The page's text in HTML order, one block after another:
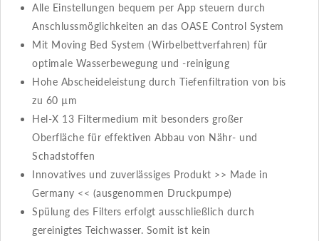
Alle Einstellungen bequem per App steuern durch
Anschlussmöglichkeiten an das OASE Control System
Mit Moving Bed System (Wirbelbettverfahren) für
optimale Wasserbewegung und -reinigung
Hohe Abscheideleistung durch Tiefenfiltration von bis
zu 60 µm
Hel-X 13 Filtermedium mit besonders großer
Oberfläche für effektiven Abbau von Nähr- und
Schadstoffen
Innovatives und zuverlässiges Produkt >> Made in
Germany << (ausgenommen Druckpumpe)
Spülung des Filters erfolgt ausschließlich durch
gereinigtes Teichwasser. Somit ist kein